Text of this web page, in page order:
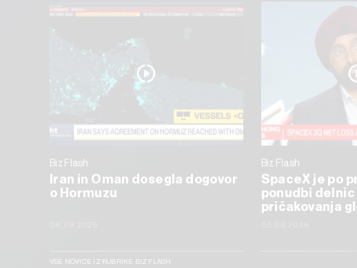
Biz Flash
Iran in Oman dosegla dogovor
o Hormuzu
Biz Flash
SpaceX je po
ponudbi delnic
pričakovanja
VSE NOVICE IZ RUBRIKE BIZ FLASH